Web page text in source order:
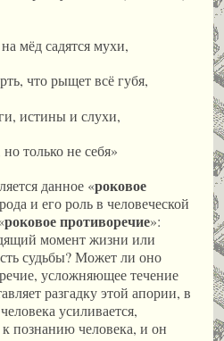
мёд садятся мухи,
что рыщет всё губя,
истины и слухи,
только не себя»
данное «роковое
и его роль в человеческой
роковое противоречие»:
момент жизни или
судьбы? Может ли оно
усложняющее течение
разгадку этой апории, в
усиливается,
познанию человека, и он